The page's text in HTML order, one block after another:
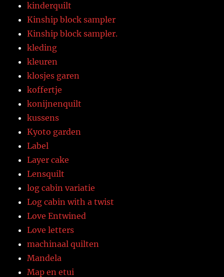
kinderquilt
Kinship block sampler
Kinship block sampler.
kleding
kleuren
klosjes garen
koffertje
konijnenquilt
kussens
Kyoto garden
Label
Layer cake
Lensquilt
log cabin variatie
Log cabin with a twist
Love Entwined
Love letters
machinaal quilten
Mandela
Map en etui